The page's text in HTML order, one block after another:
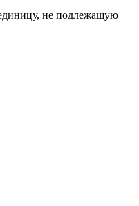
не подлежащую